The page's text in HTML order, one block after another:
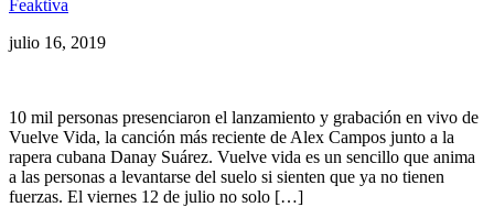
Feaktiva
julio 16, 2019
10 mil personas presenciaron el lanzamiento y grabación en vivo de
Vuelve Vida, la canción más reciente de Alex Campos junto a la
rapera cubana Danay Suárez. Vuelve vida es un sencillo que anima
a las personas a levantarse del suelo si sienten que ya no tienen
fuerzas. El viernes 12 de julio no solo […]